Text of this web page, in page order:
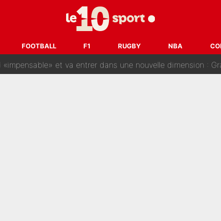
FOOTBALL F1 RUGBY NBA
de Kylian Mbappé au Real Madrid continue de régaler
annonce un premier problème pour Zinedine Zidane en
et va entrer dans une nouvelle dimension :